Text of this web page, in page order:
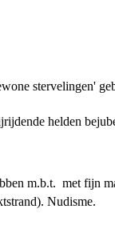
stervelingen'
helden
m.b.t. met fijn
Nudisme.